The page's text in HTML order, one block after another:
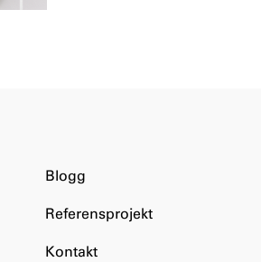
Blogg
Referensprojekt
Kontakt